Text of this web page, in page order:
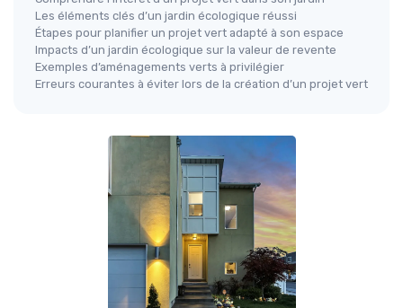
Les éléments clés d’un jardin écologique réussi
Étapes pour planifier un projet vert adapté à son espace
Impacts d’un jardin écologique sur la valeur de revente
Exemples d’aménagements verts à privilégier
Erreurs courantes à éviter lors de la création d’un projet vert